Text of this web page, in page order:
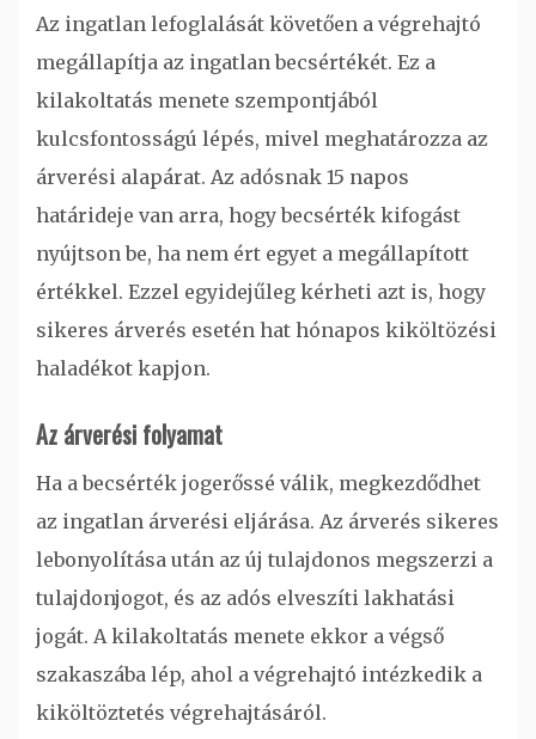
Az ingatlan lefoglalását követően a végrehajtó
megállapítja az ingatlan becsértékét. Ez a
kilakoltatás menete szempontjából
kulcsfontosságú lépés, mivel meghatározza az
árverési alapárat. Az adósnak 15 napos
határideje van arra, hogy becsérték kifogást
nyújtson be, ha nem ért egyet a megállapított
értékkel. Ezzel egyidejűleg kérheti azt is, hogy
sikeres árverés esetén hat hónapos kiköltözési
haladékot kapjon.
Az árverési folyamat
Ha a becsérték jogerőssé válik, megkezdődhet
az ingatlan árverési eljárása. Az árverés sikeres
lebonyolítása után az új tulajdonos megszerzi a
tulajdonjogot, és az adós elveszíti lakhatási
jogát. A kilakoltatás menete ekkor a végső
szakaszába lép, ahol a végrehajtó intézkedik a
kiköltöztetés végrehajtásáról.